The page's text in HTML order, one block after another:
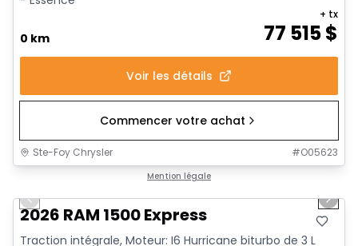
0 km 77 515$
+ tx
Voir les détails
Commencer votre achat
Ste-Foy Chrysler #O05623
Mention légale
Previous slide
Next
2026 RAM 1500 Express
Traction intégrale, Moteur: I6 Hurricane biturbo de 3 L